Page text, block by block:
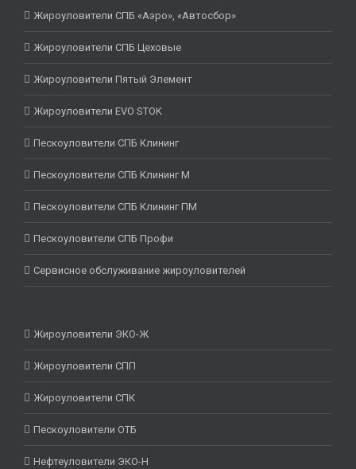
Жироуловители СПБ «Аэро», «Автосбор»
Жироуловители СПБ Цеховые
Жироуловители Пятый Элемент
Жироуловители EVO STOK
Пескоуловители СПБ Клининг
Пескоуловители СПБ Клининг М
Пескоуловители СПБ Клининг ПМ
Пескоуловители СПБ Профи
Сервисное обслуживание жироуловителей
Жироуловители ЭКО-Ж
Жироуловители СПП
Жироуловители СПК
Пескоуловители ОТБ
Нефтеуловители ЭКО-Н